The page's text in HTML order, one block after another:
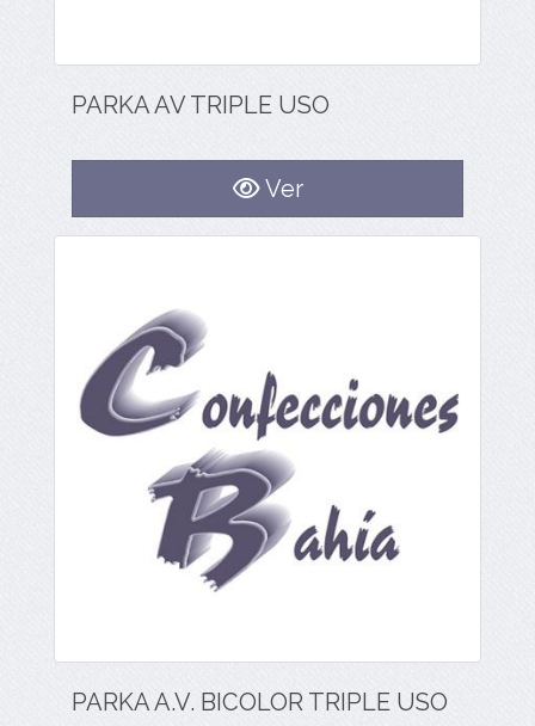
PARKA AV TRIPLE USO
Ver
PARKA A.V. BICOLOR TRIPLE USO